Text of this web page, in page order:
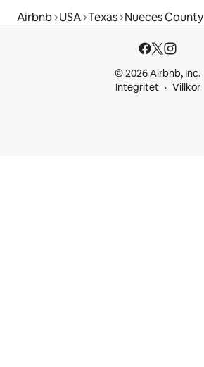
Airbnb USA Texas Nueces County
© 2026 Airbnb, Inc.
Integritet
Villkor